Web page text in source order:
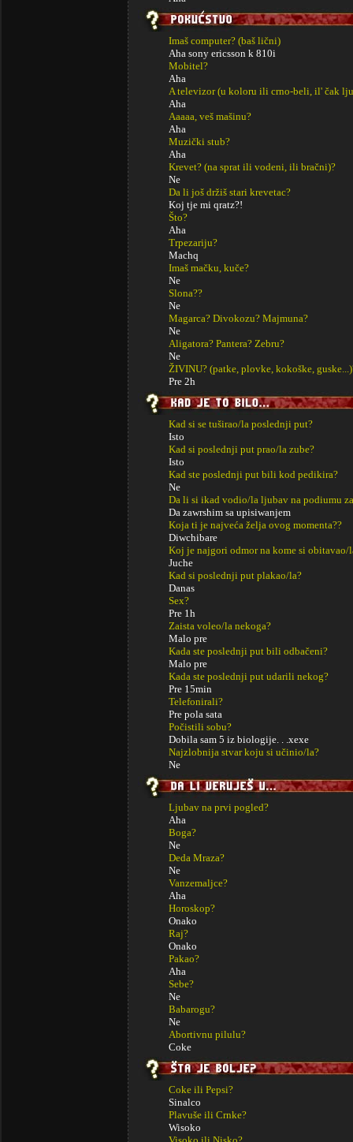
Imaš computer? (baš lični)
Aha sony ericsson k 810i
Mobitel?
Aha
A televizor (u koloru ili crno-beli, il' čak
Aha
Aaaaa, veš mašinu?
Aha
Muzički stub?
Aha
Krevet? (na sprat ili vodeni, ili bračni)?
Ne
Da li još držiš stari krevetac?
Koj tje mi qratz?!
Što?
Aha
Trpezariju?
Machq
Imaš mačku, kuče?
Ne
Slona??
Ne
Magarca? Divokozu? Majmuna?
Ne
Aligatora? Pantera? Zebru?
Ne
ŽIVINU? (patke, plovke, kokoške,
Pre 2h
Kad si se tuširao/la poslednji put?
Isto
Kad si poslednji put prao/la zube?
Isto
Kad ste poslednji put bili kod pedikira?
Ne
Da li si ikad vodio/la ljubav na podiumu
Da zawrshim sa upisiwanjem
Koja ti je najveća želja ovog momenta??
Diwchibare
Koj je najgori odmor na kome si obitavao/
Juche
Kad si poslednji put plakao/la?
Danas
Sex?
Pre 1h
Zaista voleo/la nekoga?
Malo pre
Kada ste poslednji put bili odbačeni?
Malo pre
Kada ste poslednji put udarili nekog?
Pre 15min
Telefonirali?
Pre pola sata
Počistili sobu?
Dobila sam 5 iz biologije. . .xexe
Najzlobnija stvar koju si učinio/la?
Ne
Ljubav na prvi pogled?
Aha
Boga?
Ne
Deda Mraza?
Ne
Vanzemaljce?
Aha
Horoskop?
Onako
Raj?
Onako
Pakao?
Aha
Sebe?
Ne
Babarogu?
Ne
Abortivnu pilulu?
Coke
Coke ili Pepsi?
Sinalco
Plavuše ili Crnke?
Wisoko